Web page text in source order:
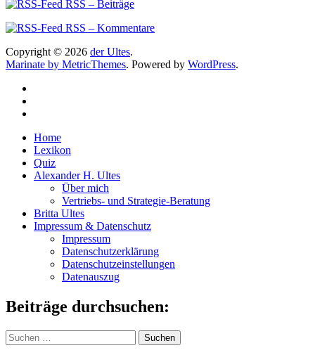
RSS – Beiträge
RSS – Kommentare
Copyright © 2026 der Ultes.
Marinate by MetricThemes. Powered by WordPress.
Home
Lexikon
Quiz
Alexander H. Ultes
Über mich
Vertriebs- und Strategie-Beratung
Britta Ultes
Impressum & Datenschutz
Impressum
Datenschutzerklärung
Datenschutzeinstellungen
Datenauszug
Beiträge durchsuchen:
Suchen
nach: